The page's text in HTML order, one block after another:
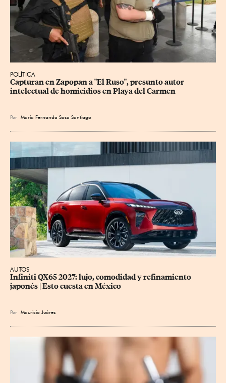
POLÍTICA
Capturan en Zapopan a "El Ruso", presunto autor
intelectual de homicidios en Playa del Carmen
Por María Fernanda Sosa Santiago
AUTOS
Infiniti QX65 2027: lujo, comodidad y refinamiento
japonés | Esto cuesta en México
Por Mauricio Juárez